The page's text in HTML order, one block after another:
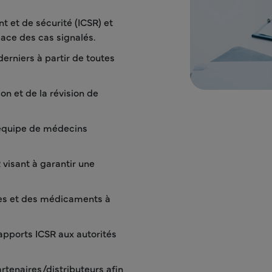
et de sécurité (ICSR) et
des cas signalés.
à partir de toutes
et de la révision de
de médecins
à garantir une
et des médicaments à
ICSR aux autorités
distributeurs afin